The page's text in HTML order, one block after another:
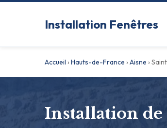
Installation Fenêtres
Accueil ›Hauts-de-France ›Aisne ›
Installation de